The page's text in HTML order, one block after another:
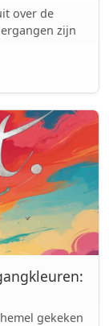
over de
zijn
gekeken